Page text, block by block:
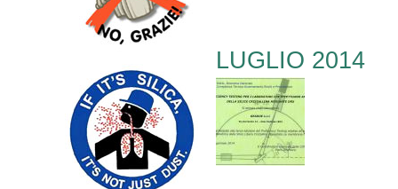
LUGLIO 2014